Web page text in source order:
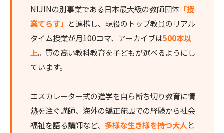
NIJINの別事業である日本最大級の教師団体 「授
業てらす」 と連携し、現役のトップ教員のリアル
タイム授業が月100コマ、アーカイブは500本以
上。質の高い教科教育を子どもが選べるようにし
ています。
エスカレーター式の進学を自ら断ち切り教育に情
熱を注ぐ講師、海外の矯正施設での経験から社会
福祉を語る講師など、 多様な生き様を持つ大人 と